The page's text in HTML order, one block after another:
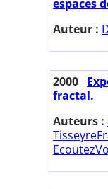
espaces
Auteur :
2000
fractal.
Auteurs :